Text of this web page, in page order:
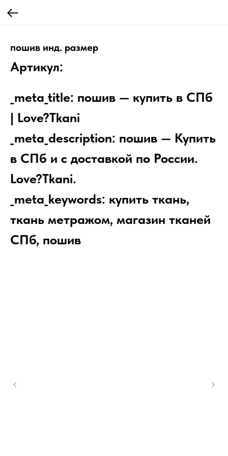
пошив инд. размер
Артикул:
_meta_title: пошив — купить в СПб
| Love?Tkani
_meta_description: пошив — Купить
в СПб и с доставкой по России.
Love?Tkani.
_meta_keywords: купить ткань,
ткань метражом, магазин тканей
СПб, пошив